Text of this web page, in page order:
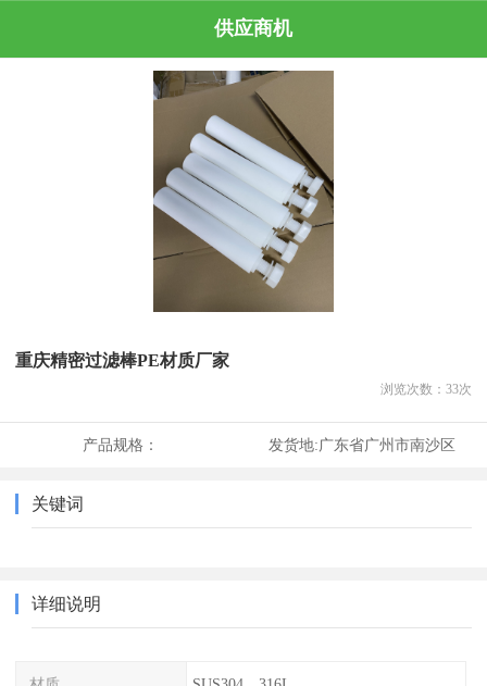
供应商机
重庆精密过滤棒PE材质厂家
浏览次数： 33次
产品规格： 发货地:广东省广州市南沙区
关键词
详细说明